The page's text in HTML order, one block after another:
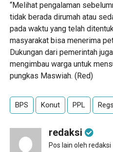
“Melihat pengalaman
tidak berada dirumah atau
pada waktu yang telah
masyarakat bisa menerima
Dukungan dari pemerintah
mengimbau warga untuk
pungkas Maswiah. (Red)
BPS Konut PPL
redaksi
Pos lain oleh redaksi